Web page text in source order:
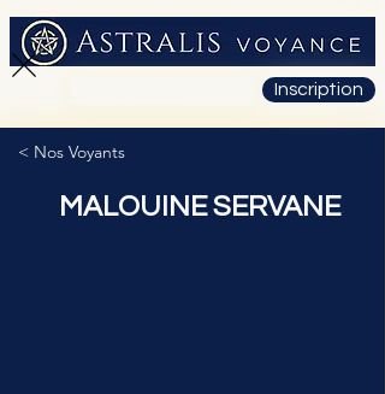
Inscription
< Nos Voyants
MALOUINE SERVANE